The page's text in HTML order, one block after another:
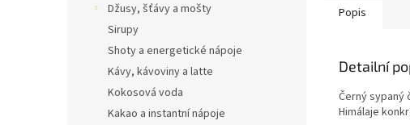
Džusy, šťávy a mošty
Sirupy
Shoty a energetické nápoje
Kávy, kávoviny a latte
Kokosová voda
Kakao a instantní nápoje
Popis
Detailní
Černý sypaný
Himálaje